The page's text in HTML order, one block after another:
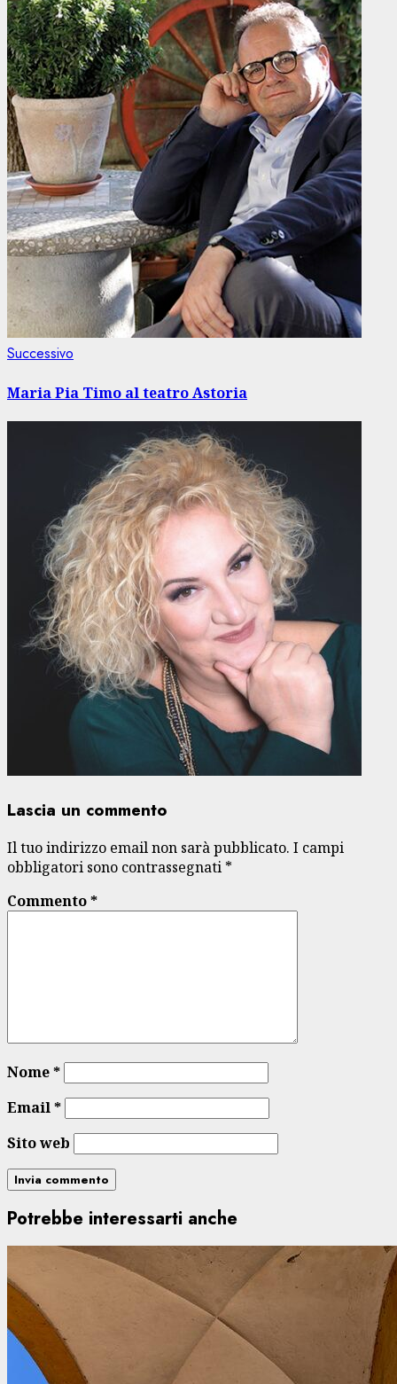
Successivo
Maria Pia Timo al teatro Astoria
Lascia un commento
Il tuo indirizzo email non sarà pubblicato. I campi
obbligatori sono contrassegnati *
Commento*
Nome*
Email*
Sito web
Potrebbe interessarti anche